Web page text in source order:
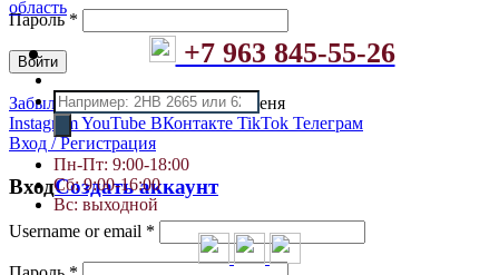
Пароль*
Войти
Забыли пароль?
Запомнить меня
InstagramYouTube ВКонтакте TikTok Телеграм
Вход / Регистрация
ВходСоздать аккаунт
Username or email *
+7 963 845-55-26
Поиск
товаров
Пн-Пт: 9:00-18:00
Сб: 9:00-16:00
Вс: выходной